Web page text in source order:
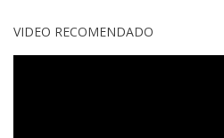
VIDEO RECOMENDADO